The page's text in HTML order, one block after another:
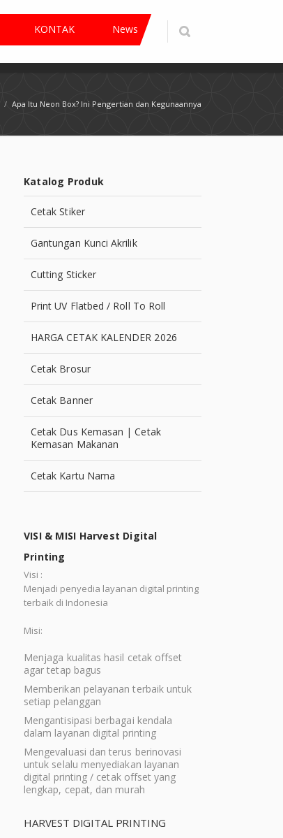
KONTAK News
/ Apa Itu Neon Box? Ini Pengertian dan Kegunaannya
Katalog Produk
Cetak Stiker
Gantungan Kunci Akrilik
Cutting Sticker
Print UV Flatbed / Roll To Roll
HARGA CETAK KALENDER 2026
Cetak Brosur
Cetak Banner
Cetak Dus Kemasan | Cetak
Kemasan Makanan
Cetak Kartu Nama
VISI & MISI Harvest Digital
Printing
Visi :
Menjadi penyedia layanan digital printing
terbaik di Indonesia
Misi:
Menjaga kualitas hasil cetak offset
agar tetap bagus
Memberikan pelayanan terbaik untuk
setiap pelanggan
Mengantisipasi berbagai kendala
dalam layanan digital printing
Mengevaluasi dan terus berinovasi
untuk selalu menyediakan layanan
digital printing / cetak offset yang
lengkap, cepat, dan murah
HARVEST DIGITAL PRINTING